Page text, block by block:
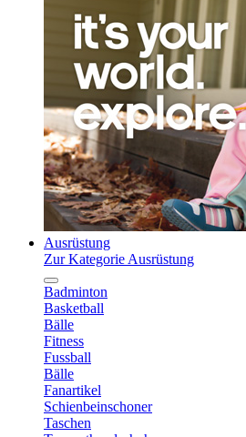
Ausrüstung
Zur Kategorie Ausrüstung
Badminton
Basketball
Bälle
Fitness
Fussball
Bälle
Fanartikel
Schienbeinschoner
Taschen